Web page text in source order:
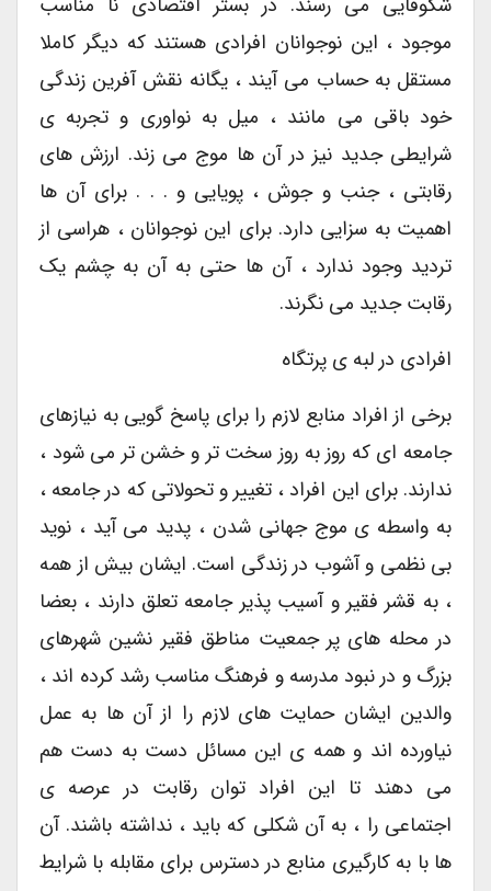
موجود ، این نوجوانان افرادی هستند که دیگر کاملا
مستقل به حساب می آیند ، یگانه نقش آفرین زندگی
خود باقی می مانند ، میل به نواوری و تجربه ی
شرایطی جدید نیز در آن ها موج می زند. ارزش های
رقابتی ، جنب و جوش ، پویایی و . . . برای آن ها
اهمیت به سزایی دارد. برای این نوجوانان ، هراسی از
تردید وجود ندارد ، آن ها حتی به آن به چشم یک
رقابت جدید می نگرند.
افرادی در لبه ی پرتگاه
برخی از افراد منابع لازم را برای پاسخ گویی به نیازهای
جامعه ای که روز به روز سخت تر و خشن تر می شود ،
ندارند. برای این افراد ، تغییر و تحولاتی که در جامعه ،
به واسطه ی موج جهانی شدن ، پدید می آید ، نوید
بی نظمی و آشوب در زندگی است. ایشان بیش از همه
، به قشر فقیر و آسیب پذیر جامعه تعلق دارند ، بعضا
در محله های پر جمعیت مناطق فقیر نشین شهرهای
بزرگ و در نبود مدرسه و فرهنگ مناسب رشد کرده اند ،
والدین ایشان حمایت های لازم را از آن ها به عمل
نیاورده اند و همه ی این مسائل دست به دست هم
می دهند تا این افراد توان رقابت در عرصه ی
اجتماعی را ، به آن شکلی که باید ، نداشته باشند. آن
ها با به کارگیری منابع در دسترس برای مقابله با شرایط